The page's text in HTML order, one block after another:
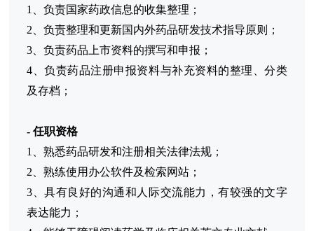
1、负责国家药政信息的收集整理；
2、负责整理和更新国内外药品研发技术指导原则；
3、负责药品上市资料的撰写和申报；
4、负责药品注册申报资料与补充资料的整理、分类
及存档；
- 任职资格
1、熟悉药品研发和注册相关法律法规；
2、熟练使用办公软件及检索网站；
3、具有良好的沟通和人际交流能力，有较强的文字
表达能力；